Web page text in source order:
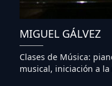
MIGUEL GÁLVEZ
Clases de Música:
musical, iniciación a la